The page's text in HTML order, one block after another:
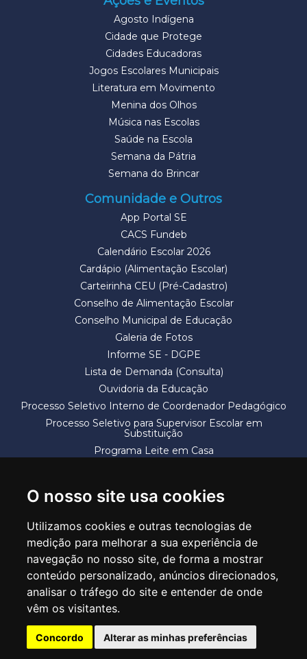
O nosso site usa cookies
Utilizamos cookies e outras tecnologias de
medição para melhorar a sua experiência de
navegação no nosso site, de forma a mostrar
conteúdo personalizado, anúncios direcionados,
analisar o tráfego do site e entender de onde
vêm os visitantes.
Concordo Alterar as minhas preferências
Agosto Indígena
Cidade que Protege
Cidades Educadoras
Jogos Escolares Municipais
Literatura em Movimento
Menina dos Olhos
Música nas Escolas
Saúde na Escola
Semana da Pátria
Semana do Brincar
Comunidade e Outros
App Portal SE
CACS Fundeb
Calendário Escolar 2026
Cardápio (Alimentação Escolar)
Carteirinha CEU (Pré-Cadastro)
Conselho de Alimentação Escolar
Conselho Municipal de Educação
Galeria de Fotos
Informe SE - DGPE
Lista de Demanda (Consulta)
Ouvidoria da Educação
Processo Seletivo Interno de Coordenador Pedagógico
Processo Seletivo para Supervisor Escolar em
Substituição
Programa Leite em Casa
SECRETARIA DE EDUCAÇÃO
Rua Claudino Barbosa, 313 - Macedo - Guarulhos/SP CEP 07113-040
Central de Atendimento: *55 11 2475-7300